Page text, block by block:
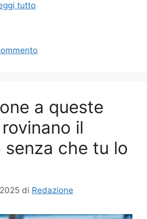
tutto
a queste
il
senza che tu lo
di Redazione